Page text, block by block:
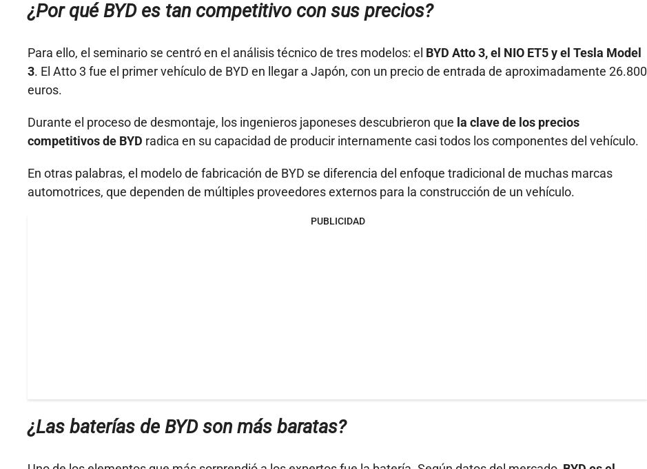
¿Por qué BYD es tan competitivo con sus precios?
Para ello, el seminario se centró en el análisis técnico de tres modelos: el BYD Atto 3, el NIO ET5 y el Tesla Model
3. El Atto 3 fue el primer vehículo de BYD en llegar a Japón, con un precio de entrada de aproximadamente 26.800
euros.
Durante el proceso de desmontaje, los ingenieros japoneses descubrieron que la clave de los precios
competitivos de BYD radica en su capacidad de producir internamente casi todos los componentes del vehículo.
En otras palabras, el modelo de fabricación de BYD se diferencia del enfoque tradicional de muchas marcas
automotrices, que dependen de múltiples proveedores externos para la construcción de un vehículo.
PUBLICIDAD
¿Las baterías de BYD son más baratas?